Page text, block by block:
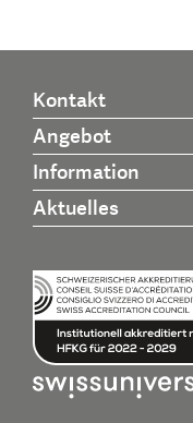
Kontakt
Angebot
Information
Aktuelles